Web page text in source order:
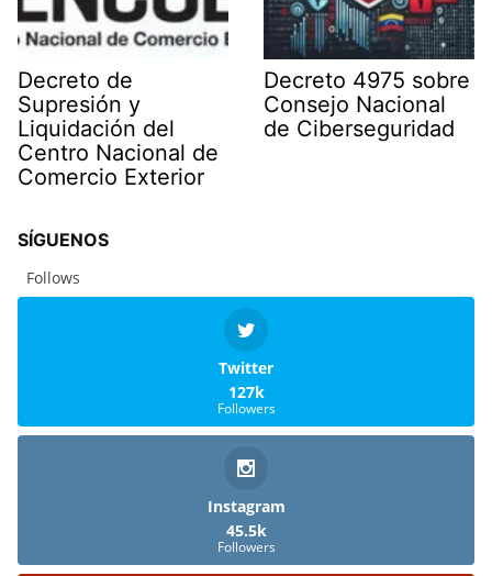
Decreto de
Supresión y
Liquidación del
Centro Nacional de
Comercio Exterior
Decreto 4975 sobre
Consejo Nacional
de Ciberseguridad
SÍGUENOS
Follows
Twitter
127k
Followers
Instagram
45.5k
Followers